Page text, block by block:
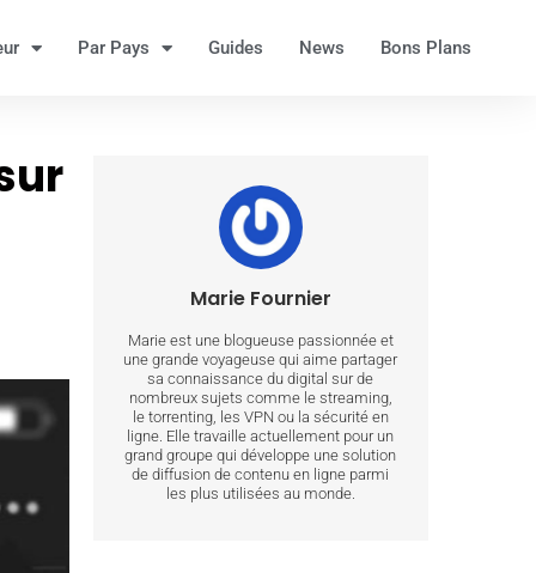
Par Pays Guides News Bons Plans
Marie Fournier
Marie est une blogueuse passionnée et
une grande voyageuse qui aime partager
sa connaissance du digital sur de
nombreux sujets comme le streaming,
le torrenting, les VPN ou la sécurité en
ligne. Elle travaille actuellement pour un
grand groupe qui développe une solution
de diffusion de contenu en ligne parmi
les plus utilisées au monde.